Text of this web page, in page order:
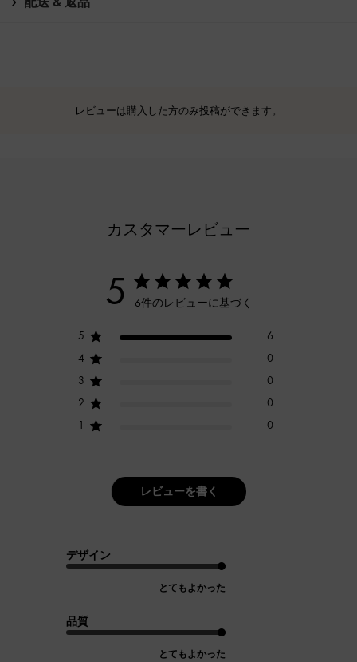
レビューは購入した方のみ投稿ができます。
カスタマーレビュー
5 6件のレビューに基づく
5
6
4
0
3
0
2
0
1
0
レビューを書く
デザイン
とてもよかった
品質
とてもよかった